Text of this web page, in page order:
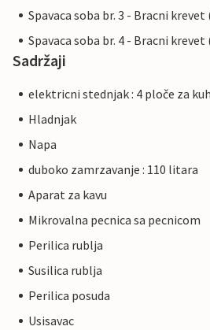
Spavaca soba br. 3 - Bracni
Spavaca soba br. 4 - Bracni
Sadržaji
elektricni stednjak : 4 ploče za
Hladnjak
Napa
duboko zamrzavanje : 110 litara
Aparat za kavu
Mikrovalna pecnica sa pecnicom
Perilica rublja
Susilica rublja
Perilica posuda
Usisavac